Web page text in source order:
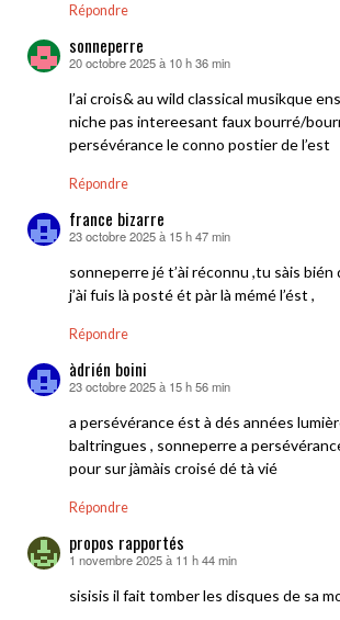
Répondre
sonneperre
dit :
20 octobre 2025 à 10 h 36 min
l’ai crois& au wild classical musikque
niche pas intereesant faux bourré/
persévérance le conno postier de l’est
Répondre
france bizarre
dit :
23 octobre 2025 à 15 h 47 min
sonneperre jé t’ài réconnu ,tu sàis bién
j’ài fuis là posté ét pàr là mémé l’ést ,
Répondre
àdrién boini
dit :
23 octobre 2025 à 15 h 56 min
a persévérance ést à dés années
baltringues , sonneperre a
pour sur jàmàis croisé dé tà vié
Répondre
propos rapportés
dit :
1 novembre 2025 à 11 h 44 min
sisisis il fait tomber les disques de sa